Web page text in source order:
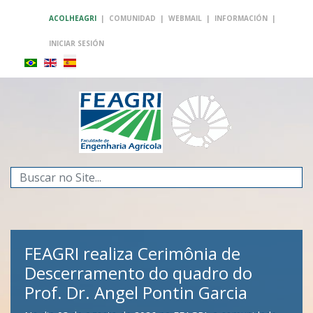
ACOLHEAGRI | COMUNIDAD | WEBMAIL | INFORMACIÓN |
INICIAR SESIÓN
Buscar...
FEAGRI realiza Cerimônia de
Descerramento do quadro do
Prof. Dr. Angel Pontin Garcia
FEAGRI